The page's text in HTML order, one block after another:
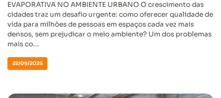
EVAPORATIVA NO AMBIENTE URBANO O crescimento das
cidades traz um desafio urgente: como oferecer qualidade de
vida para milhões de pessoas em espaços cada vez mais
densos, sem prejudicar o meio ambiente? Um dos problemas
mais co...
22/09/2025